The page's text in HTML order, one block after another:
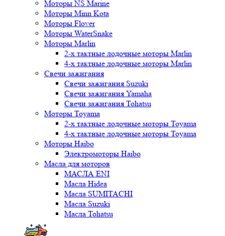
Моторы NS Marine
Моторы Minn Kota
Моторы Flover
Моторы WaterSnake
Моторы Marlin
2-х тактные лодочные моторы Marlin
4-х тактные лодочные моторы Marlin
Свечи зажигания
Свечи зажигания Suzuki
Свечи зажигания Yamaha
Свечи зажигания Tohatsu
Моторы Toyama
2-х тактные лодочные моторы Toyama
4-х тактные лодочные моторы Toyama
Моторы Haibo
Электромоторы Haibo
Масла для моторов
МАСЛА ENI
Масла Hidea
Масла SUMITACHI
Масла Suzuki
Масла Tohatsu